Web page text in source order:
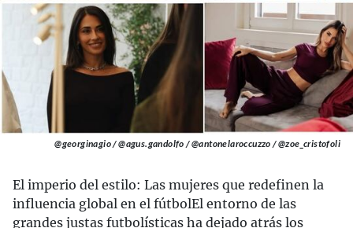
@georginagio / @agus.gandolfo / @antonelaroccuzzo / @zoe_cristofoli
El imperio del estilo: Las mujeres que redefinen la
influencia global en el fútbolEl entorno de las
grandes justas futbolísticas ha dejado atrás los